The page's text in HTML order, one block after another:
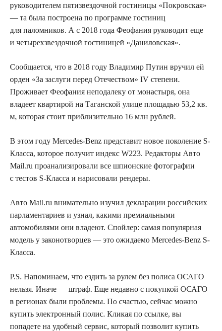
руководителем пятизвездочной гостиницы «Покровская»
— та была построена по программе гостиниц
для паломников. А с 2018 года Феофания руководит еще
и четырехзвездочной гостиницей «Даниловская».
Сообщается, что в 2018 году Владимир Путин вручил ей
орден «За заслуги перед Отечеством» IV степени.
Проживает Феофания неподалеку от монастыря, она
владеет квартирой на Таганской улице площадью 53,2 кв.
м, которая стоит приблизительно 16 млн рублей.
В этом году Mercedes-Benz представит новое поколение S-
Класса, которое получит индекс W223. Редакторы Авто
Mail.ru проанализировали все шпионские фотографии
с тестов S-Класса и нарисовали рендеры.
Авто Mail.ru внимательно изучил декларации российских
парламентариев и узнал, какими премиальными
автомобилями они владеют. Спойлер: самая популярная
модель у законотворцев — это ожидаемо Mercedes-Benz S-
Класса.
P.S. Напоминаем, что ездить за рулем без полиса ОСАГО
нельзя. Иначе — штраф. Еще недавно с покупкой ОСАГО
в регионах были проблемы. По счастью, сейчас можно
купить электронный полис. Кликая по ссылке, вы
попадете на удобный сервис, который позволит купить